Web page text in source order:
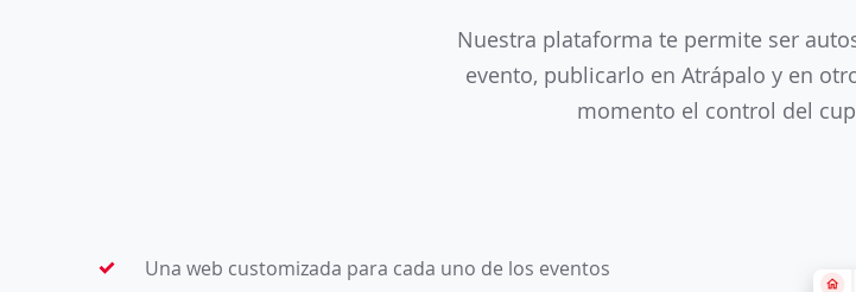
Nuestra plataforma te permite ser
evento, publicarlo en Atrápalo y en
momento el control del
Una web customizada para cada uno de los eventos